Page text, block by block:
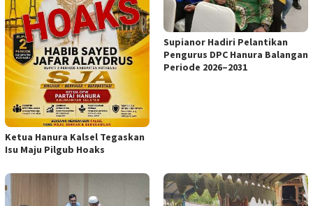
Ketua Hanura Kalsel Tegaskan
Isu Maju Pilgub Hoaks
Supianor Hadiri Pelantikan
Pengurus DPC Hanura Balangan
Periode 2026–2031